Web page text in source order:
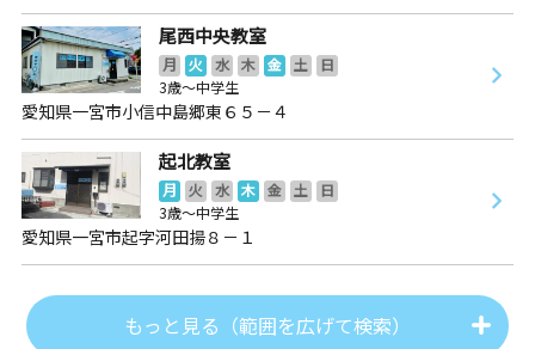
尾西中央教室
月 火 水 木 金 土
日
3歳～中学生
愛知県一宮市小信中島郷東６５－４
起北教室
月 火 水 木 金 土
日
3歳～中学生
愛知県一宮市起字河田揚８－１
もっと見る（範囲を広げて検索）